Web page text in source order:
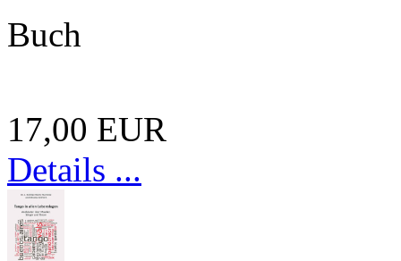
Buch
17,00 EUR
Details ...